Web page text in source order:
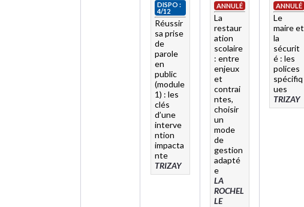
DISPO :
4/12
Réussir
sa prise
de
parole
en
public
(module
1) : les
clés
d’une
interve
ntion
impacta
nte
TRIZAY
ANNULÉ
La
restaur
ation
scolaire
: entre
enjeux
et
contrai
ntes,
choisir
un
mode
de
gestion
adapté
e
LA
ROCHEL
LE
ANNULÉ
Le
maire et
la
sécurit
é : les
polices
spécifiq
ues
TRIZAY